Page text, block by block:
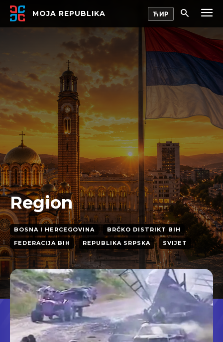
MOJA REPUBLIKA
Region
BOSNA I HERCEGOVINA
BRČKO DISTRIKT BIH
FEDERACIJA BIH
REPUBLIKA SRPSKA SVIJET